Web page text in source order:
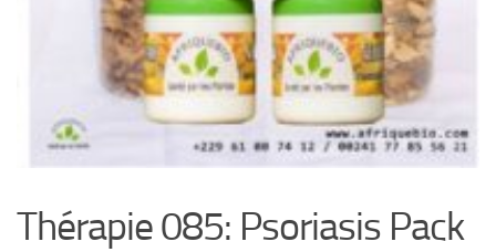
Thérapie 085: Psoriasis Pack